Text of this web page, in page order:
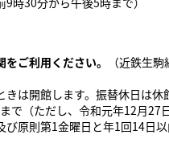
ご利用ください。
（近鉄生
は開館します。振替休日は休
で（ただし、令和元年12月27
則第1金曜日と年1回14日以